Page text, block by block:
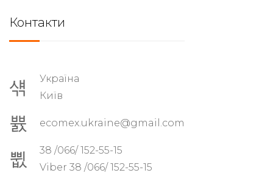
Контакти
Україна
Київ
ecomex.ukraine@gmail.com
38 /066/ 152-55-15
Viber 38 /066/ 152-55-15